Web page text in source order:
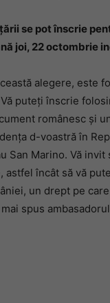
se pot înscrie
joi, 22 octombrie
alegere, este
puteți înscrie
românesc și
d-voastră în
San Marino. Vă
astfel încât să vă
un drept pe
spus